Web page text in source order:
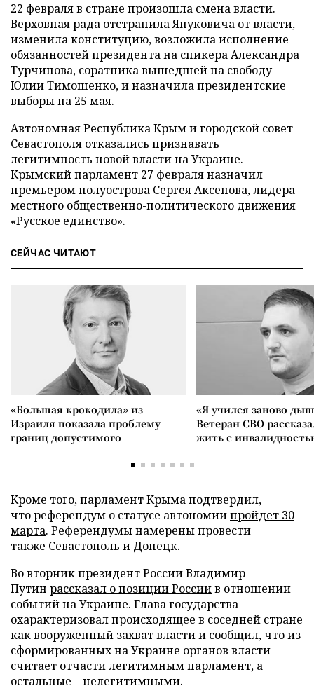
22 февраля в стране произошла смена власти.
Верховная рада отстранила Януковича от власти,
изменила конституцию, возложила исполнение
обязанностей президента на спикера Александра
Турчинова, соратника вышедшей на свободу
Юлии Тимошенко, и назначила президентские
выборы на 25 мая.
Автономная Республика Крым и городской совет
Севастополя отказались признавать
легитимность новой власти на Украине.
Крымский парламент 27 февраля назначил
премьером полуострова Сергея Аксенова, лидера
местного общественно-политического движения
«Русское единство».
СЕЙЧАС ЧИТАЮТ
«Большая крокодила» из
Израиля показала проблему
границ допустимого
«Я учился заново
Ветеран СВО
жить с
Кроме того, парламент Крыма подтвердил,
что референдум о статусе автономиипройдет 30
марта. Референдумы намерены провести
также Севастополь и Донецк.
Во вторник президент России Владимир
Путин рассказал о позиции Россиив отношении
событий на Украине. Глава государства
охарактеризовал происходящее в соседней стране
как вооруженный захват власти и сообщил, что из
сформированных на Украине органов власти
считает отчасти легитимным парламент, а
остальные – нелегитимными.